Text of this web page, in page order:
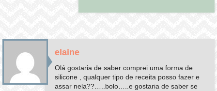
elaine
Olá gostaria de saber comprei uma forma de
silicone , qualquer tipo de receita posso fazer e
assar nela??…..bolo…..e gostaria de saber se